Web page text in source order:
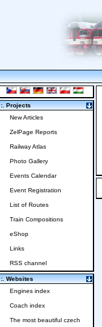
:. Projects
New Articles
ZelPage Reports
Railway Atlas
Photo Gallery
Events Calendar
Event Registration
List of Routes
Train Compositions
eShop
Links
RSS channel
:. Websites
Engines index
Coach index
The most beautiful czech